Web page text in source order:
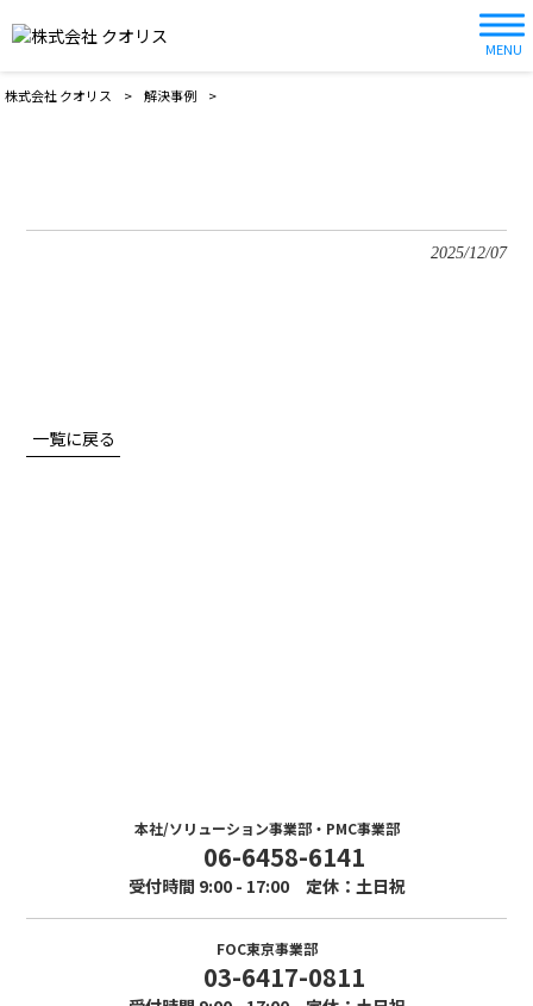
MENU
株式会社 クオリス > 解決事例 >
2025/12/07
一覧に戻る
本社/ソリューション事業部・PMC事業部
06-6458-6141
受付時間 9:00 - 17:00 定休：土日祝
FOC東京事業部
03-6417-0811